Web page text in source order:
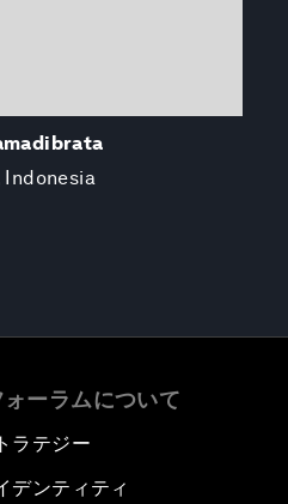
ーラムについて
ラテジー
デンティティ